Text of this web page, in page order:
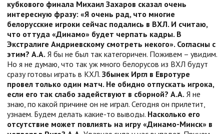
кубкового финала Михаил Захаров сказал очень
интересную фразу: «Я очень рад, что многие
белорусские игроки сейчас подались в ВХЛ. И считаю,
что оттуда «Динамо» будет черпать кадры. В
Экстралиге Андриевскому смотреть некого». Согласны с
этим? А.А. Я бы не был так категоричен. Поживем – увидим.
Но я не думаю, что так уж много белорусов из ВХЛ будут
сразу готовы играть в КХЛ. Збынек Иргл в Евротуре
провел только один матч. Не обидно отпускать игрока,
если его так слабо задействуют в сборной? А.А. Я не
знаю, по какой причине он не играл. Сегодня он прилетит,
узнаем. Будем делать какие-то выводы. Насколько его
отсутствие может повлиять на игру «Динамо-Минск» в